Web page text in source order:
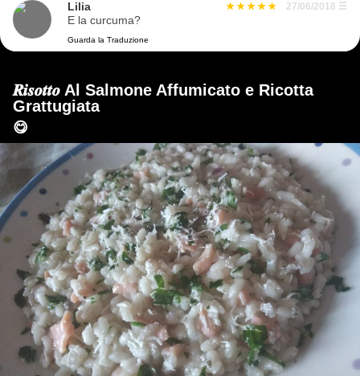
Lilia 27/06/2018 ☰
E la curcuma?
Guarda la Traduzione
𝑹𝒊𝒔𝒐𝒕𝒕𝒐 Al Salmone Affumicato e Ricotta
Grattugiata
😋